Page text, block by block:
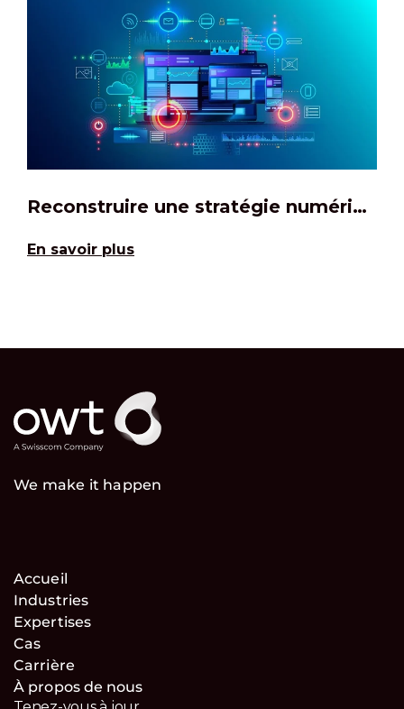
Reconstruire une stratégie numérique
En savoir plus
We make it happen
Accueil
Industries
Expertises
Cas
Carrière
À propos de nous